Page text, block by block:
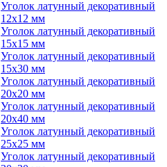
Уголок латунный декоративный
12x12 мм
Уголок латунный декоративный
15x15 мм
Уголок латунный декоративный
15x30 мм
Уголок латунный декоративный
20x20 мм
Уголок латунный декоративный
20x40 мм
Уголок латунный декоративный
25x25 мм
Уголок латунный декоративный